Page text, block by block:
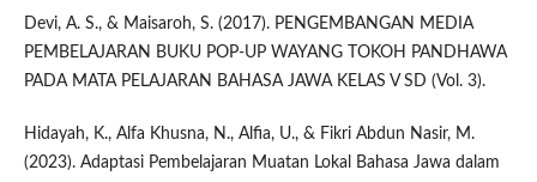
Devi, A. S., & Maisaroh, S. (2017). PENGEMBANGAN MEDIA
PEMBELAJARAN BUKU POP-UP WAYANG TOKOH PANDHAWA
PADA MATA PELAJARAN BAHASA JAWA KELAS V SD (Vol. 3).
Hidayah, K., Alfa Khusna, N., Alfia, U., & Fikri Abdun Nasir, M.
(2023). Adaptasi Pembelajaran Muatan Lokal Bahasa Jawa dalam